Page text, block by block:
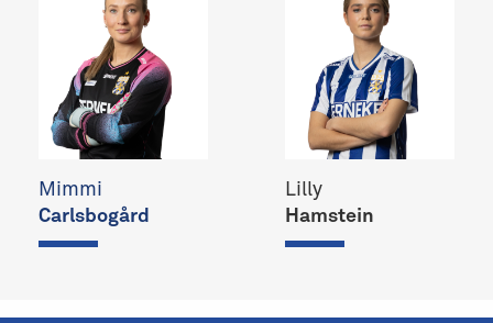
Mimmi
Carlsbogård
Lilly
Hamstein